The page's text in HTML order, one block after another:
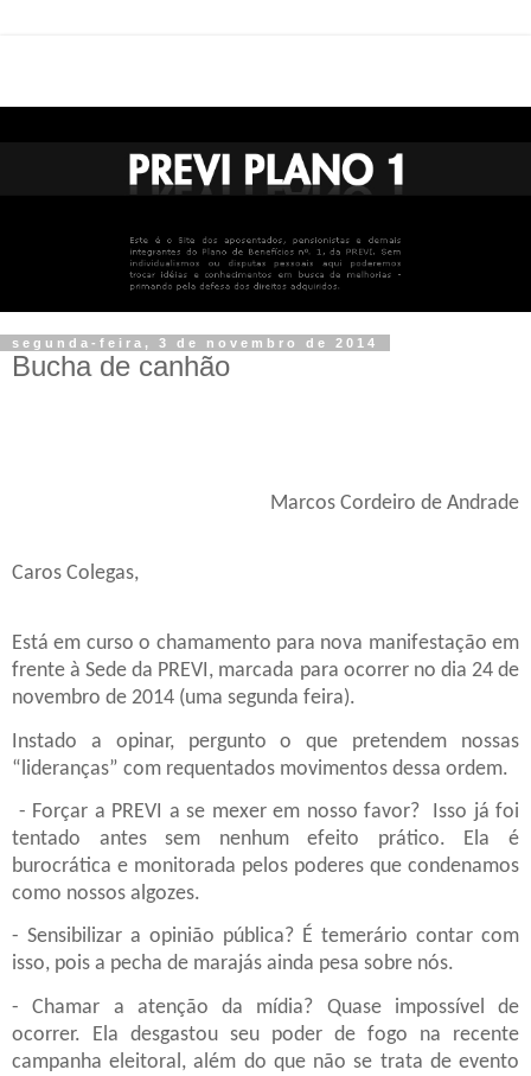
segunda-feira, 3 de novembro de 2014
Bucha de canhão
Marcos Cordeiro de Andrade
Caros Colegas,
Está em curso o chamamento para nova manifestação em
frente à Sede da PREVI, marcada para ocorrer no dia 24 de
novembro de 2014 (uma segunda feira).
Instado a opinar, pergunto o que pretendem nossas
“lideranças” com requentados movimentos dessa ordem.
- Forçar a PREVI a se mexer em nosso favor?
Isso já foi
tentado antes sem nenhum efeito prático. Ela é
burocrática e monitorada pelos poderes que condenamos
como nossos algozes.
- Sensibilizar a opinião pública? É temerário contar com
isso, pois a pecha de marajás ainda pesa sobre nós.
- Chamar a atenção da mídia? Quase impossível de
ocorrer. Ela desgastou seu poder de fogo na recente
campanha eleitoral, além do que não se trata de evento